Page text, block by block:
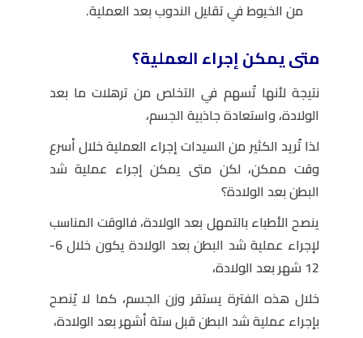
من الخيوط في تقليل الندوب بعد العملية.
متى يمكن إجراء العملية؟
نتيجة لأنها تُسهم في التخلص من ترهلات ما بعد
الولادة، واستعادة جاذبية الجسم،
لذا تُريد الكثير من السيدات إجراء العملية خلال أسرع
وقت ممكن، لكن متى يمكن إجراء عملية شد
البطن بعد الولادة؟
ينصح الأطباء بالتمهل بعد الولادة، فالوقت المناسب
لإجراء عملية شد البطن بعد الولادة يكون خلال 6-
12 شهر بعد الولادة،
خلال هذه الفترة يستقر وزن الجسم، كما لا يُنصح
بإجراء عملية شد البطن قبل ستة أشهر بعد الولادة،